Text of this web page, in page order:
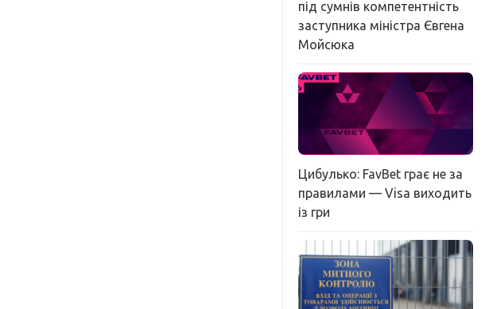
під сумнів компетентність
заступника міністра Євгена
Мойсюка
Цибулько: FavBet грає не за
правилами — Visa виходить
із гри